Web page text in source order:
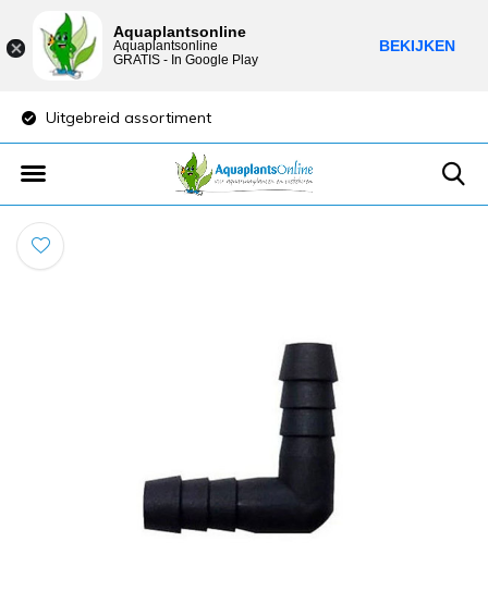
Uitgebreid assortiment
Aquaplantsonline
Aquaplantsonline
GRATIS - In Google Play
BEKIJKEN